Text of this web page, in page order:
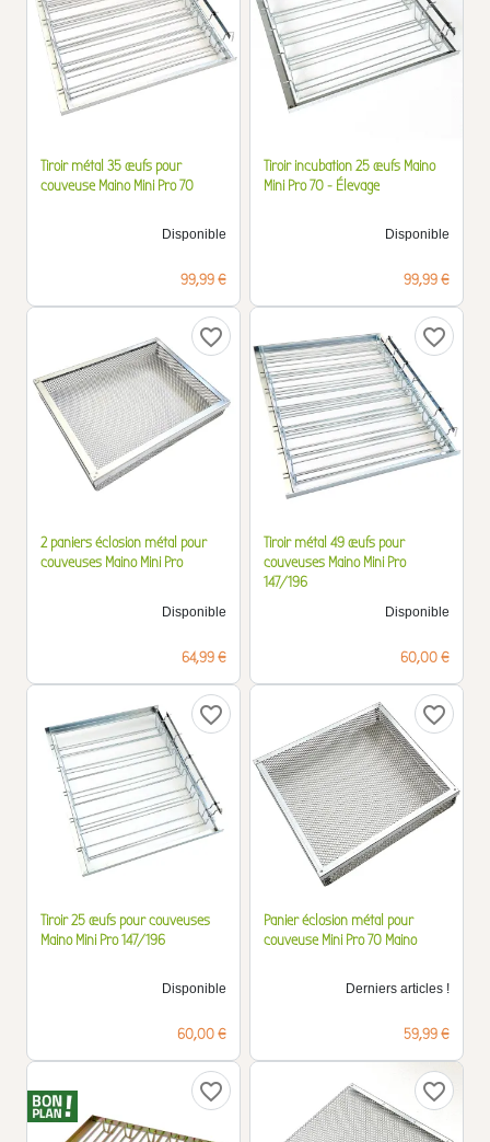
Tiroir métal 35 œufs pour
couveuse Maino Mini Pro 70
Disponible
Prix
99,99 €
Tiroir incubation 25 œufs Maino
Mini Pro 70 - Élevage
Disponible
Prix
99,99 €
favorite_border
2 paniers éclosion métal pour
couveuses Maino Mini Pro
Disponible
Prix
64,99 €
favorite_border
Tiroir métal 49 œufs pour
couveuses Maino Mini Pro
147/196
Disponible
Prix
60,00 €
favorite_border
Tiroir 25 œufs pour couveuses
Maino Mini Pro 147/196
Disponible
Prix
60,00 €
favorite_border
Panier éclosion métal pour
couveuse Mini Pro 70 Maino
Derniers articles !
Prix
59,99 €
favorite_border favorite_border